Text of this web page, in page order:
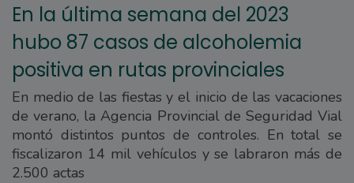
En la última semana del 2023
hubo 87 casos de alcoholemia
positiva en rutas provinciales
En medio de las fiestas y el inicio de las vacaciones
de verano, la Agencia Provincial de Seguridad Vial
montó distintos puntos de controles. En total se
fiscalizaron 14 mil vehículos y se labraron más de
2.500 actas